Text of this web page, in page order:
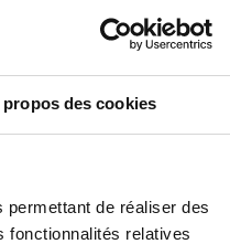
propos des cookies
permettant de réaliser des
fonctionnalités relatives